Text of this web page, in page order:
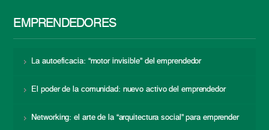
EMPRENDEDORES
La autoeficacia: “motor invisible” del emprendedor
El poder de la comunidad: nuevo activo del emprendedor
Networking: el arte de la “arquitectura social” para emprender